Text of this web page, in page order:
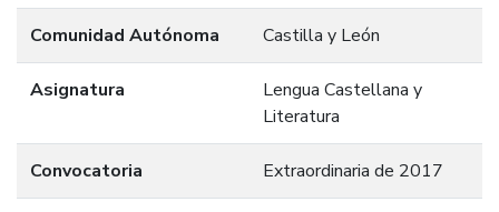
Comunidad Autónoma Castilla y León
Asignatura
Lengua Castellana y
Literatura
Convocatoria Extraordinaria de 2017